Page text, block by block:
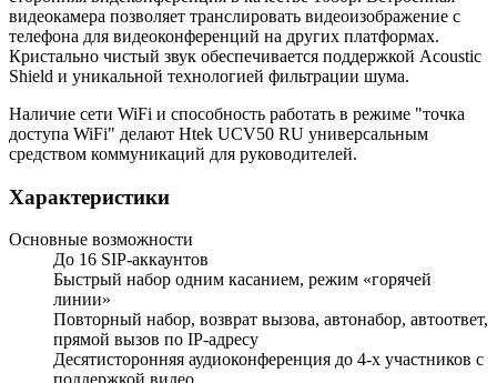
видеокамера позволяет транслировать видеоизображение с
телефона для видеоконференций на других платформах.
Кристально чистый звук обеспечивается поддержкой Acoustic
Shield и уникальной технологией фильтрации шума.
Наличие сети WiFi и способность работать в режиме "точка
доступа WiFi" делают Htek UCV50 RU универсальным
средством коммуникаций для руководителей.
Характеристики
Основные возможности
До 16 SIP-аккаунтов
Быстрый набор одним касанием, режим «горячей
линии»
Повторный набор, возврат вызова, автонабор, автоответ,
прямой вызов по IP-адресу
Десятисторонняя аудиоконференция до 4-х участников с